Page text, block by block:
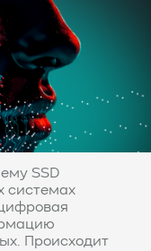
SSD
системах
Происходит